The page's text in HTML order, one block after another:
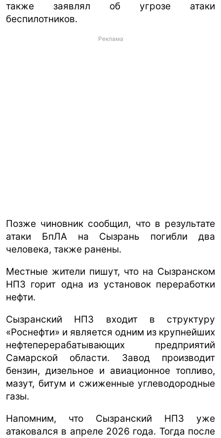
также заявлял об угрозе атаки
беспилотников.
Реклама
Позже чиновник сообщил, что в результате
атаки БпЛА на Сызрань погибли два
человека, также ранены.
Местные жители пишут, что на Сызранском
НПЗ горит одна из установок переработки
нефти.
Сызранский НПЗ входит в структуру
«Роснефти» и является одним из крупнейших
нефтеперерабатывающих предприятий
Самарской области. Завод производит
бензин, дизельное и авиационное топливо,
мазут, битум и сжиженные углеводородные
газы.
Напомним, что Сызранский НПЗ уже
атаковался в апреле 2026 года. Тогда после